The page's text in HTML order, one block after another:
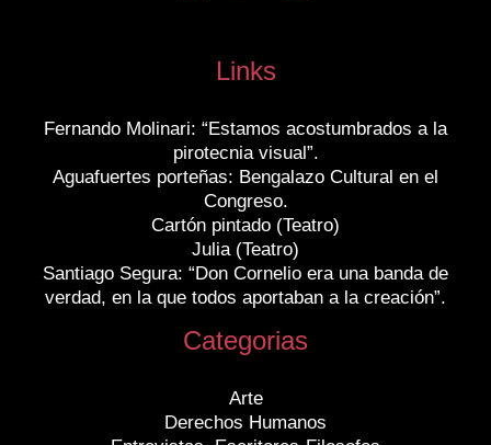
Links
Fernando Molinari: “Estamos acostumbrados a la
pirotecnia visual”.
Aguafuertes porteñas: Bengalazo Cultural en el
Congreso.
Cartón pintado (Teatro)
Julia (Teatro)
Santiago Segura: “Don Cornelio era una banda de
verdad, en la que todos aportaban a la creación”.
Categorias
Arte
Derechos Humanos